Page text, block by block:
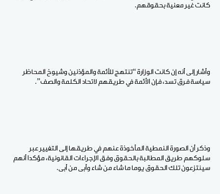
كانت غير معنية بحقوقهم.
وأشار إلى أنه إن كانت الوزارة “تنتهج للأئمة والمؤذنين وشيوخ المحاظر
سياسة فرق تسد، فإن الأئمة في طريقهم لاتحاد الكلمة والصف”.
وذكر أن الصورة النمطية المأخوذة عنهم في طريقها إلى التغيير عبر
سلوكهم طريق المطالبة بالحقوق وفق الإجراءات القانونية، مؤكدا أنهم
سينتزعون تلك الحقوق يوما ما شاء من شاء وأبى من أبى.